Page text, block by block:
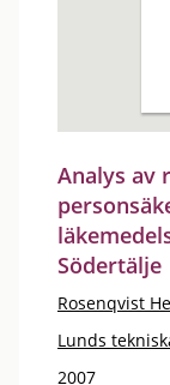
Analys av
Södertälje
Rosenqvist
Lunds
2007